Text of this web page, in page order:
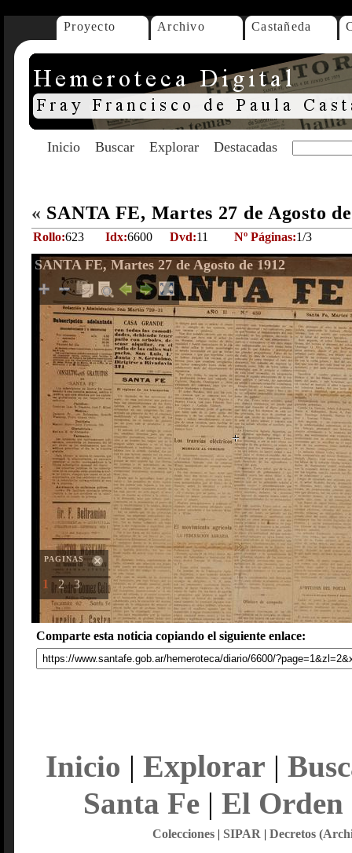
Proyecto Archivo Castañeda
Inicio Buscar Explorar Destacadas
« SANTA FE, Martes 27 de Agosto
Rollo:623 Idx:6600 Dvd:11 Nº Páginas:1/3
SANTA FE, Martes 27 de Agosto de 1912
PAGINAS
1 2 3
Comparte esta noticia copiando el siguiente enlace:
Inicio | Explorar |
Santa Fe| El Orden
Colecciones| SIPAR | Decretos